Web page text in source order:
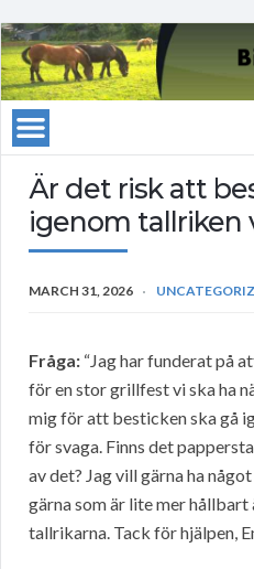
Är det risk att
igenom tallriken
MARCH 31, 2026
Fråga: “Jag har funderat på
för en stor grillfest vi ska ha
mig för att besticken ska gå
för svaga. Finns det
av det? Jag vill gärna ha
gärna som är lite mer
tallrikarna. Tack för hjälpen,